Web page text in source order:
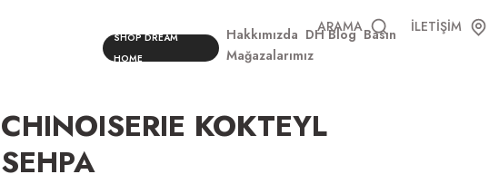
ARAMA
İLETİŞİM
SHOP DREAM
HOME
Hakkımızda DH Blog Basın
Mağazalarımız
CHINOISERIE KOKTEYL
SEHPA